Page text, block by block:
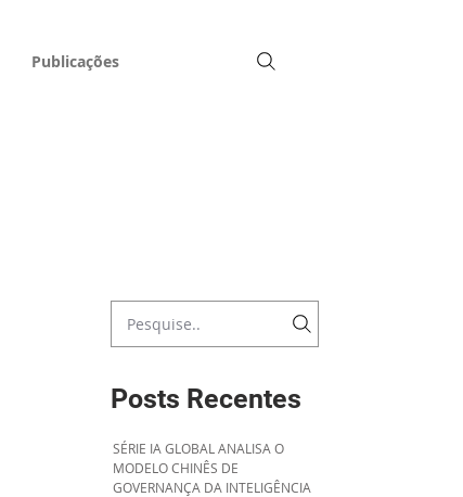
Publicações
Posts Recentes
SÉRIE IA GLOBAL ANALISA O
MODELO CHINÊS DE
GOVERNANÇA DA INTELIGÊNCIA